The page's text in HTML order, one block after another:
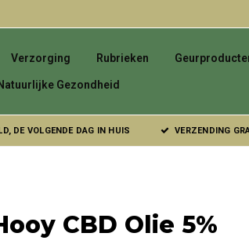
Verzorging Rubrieken
Gezondheid
DE VOLGENDE DAG IN HUIS VERZENDING
CBD Olie 5%